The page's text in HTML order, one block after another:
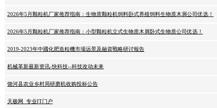
2026年5月颗粒机厂家推荐指南：生物质颗粒机饲料卧式养殖饲料生物质木屑公司优选！
2026年5月颗粒机厂家推荐指南：小型颗粒机立式生物质木屑卧式生物质公司优选！
2019-2023年中國化肥造粒機市場远景及融資戰略研讨報告
机械革新最新资讯-快科技--科技改动未来
饶河县农业乡村局研磨机收购投标公告
天极网_专业IT门户